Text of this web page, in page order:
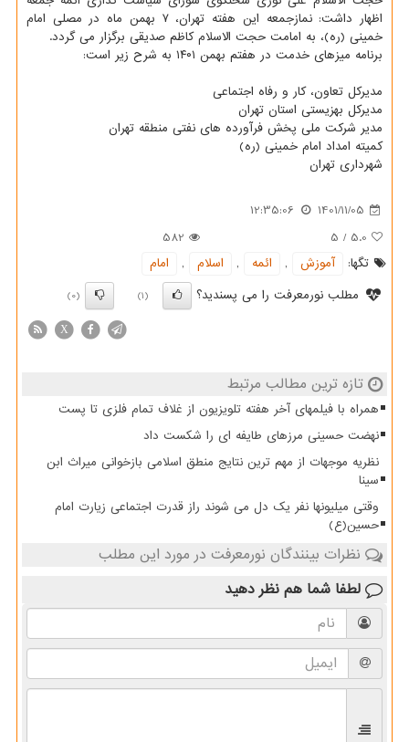
اظهار داشت: نمازجمعه این هفته تهران، ۷ بهمن ماه در مصلی امام
خمینی (ره)، به امامت حجت الاسلام کاظم صدیقی برگزار می گردد.
برنامه میزهای خدمت در هفتم بهمن ۱۴۰۱ به شرح زیر است:
مدیرکل تعاون، کار و رفاه اجتماعی
مدیرکل بهزیستی استان تهران
مدیر شرکت ملی پخش فرآورده های نفتی منطقه تهران
کمیته امداد امام خمینی (ره)
شهرداری تهران
1401/11/05
12:35:06
5.0
/
5
582
تگها:
آموزش , ائمه , اسلام ,
امام
مطلب نورمعرفت را می پسندید؟
(1)
(0)
X
تازه ترین مطالب مرتبط
همراه با فیلمهای آخر هفته تلویزیون از غلاف تمام فلزی تا پست
نهضت حسینی مرزهای طایفه ای را شکست داد
نظریه موجهات از مهم ترین نتایج منطق اسلامی بازخوانی میراث ابن
سینا
وقتی میلیونها نفر یک دل می شوند راز قدرت اجتماعی زیارت امام
حسین(ع)
نظرات بینندگان نورمعرفت در مورد این مطلب
لطفا شما هم نظر دهید